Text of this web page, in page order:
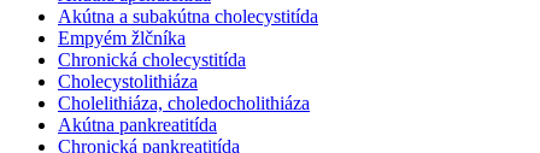
Akútna a subakútna cholecystitída
Empyém žlčníka
Chronická cholecystitída
Cholecystolithiáza
Cholelithiáza, choledocholithiáza
Akútna pankreatitída
Chronická pankreatitída